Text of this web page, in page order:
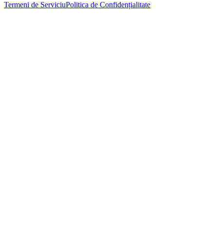
Termeni de ServiciuPolitica de Confidențialitate